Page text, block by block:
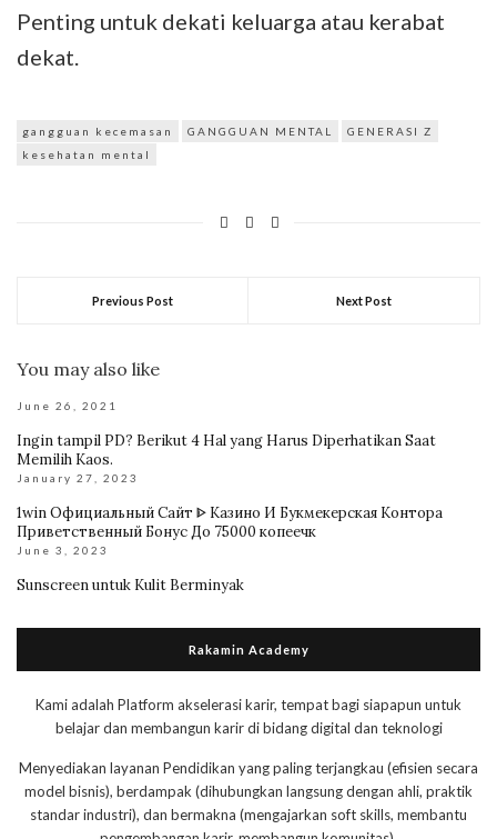
Penting untuk dekati keluarga atau kerabat
dekat.
gangguan kecemasan GANGGUAN MENTAL
GENERASI Z
kesehatan mental
Previous Post Next Post
You may also like
June 26, 2021
Ingin tampil PD? Berikut 4 Hal yang Harus Diperhatikan Saat
Memilih Kaos.
January 27, 2023
1win Официальный Сайт ᐈ Казино И Букмекерская Контора
Приветственный Бонус До 75000 копеечк
June 3, 2023
Sunscreen untuk Kulit Berminyak
Rakamin Academy
Kami adalah Platform akselerasi karir, tempat bagi siapapun untuk
belajar dan membangun karir di bidang digital dan teknologi
Menyediakan layanan Pendidikan yang paling terjangkau (efisien secara
model bisnis), berdampak (dihubungkan langsung dengan ahli, praktik
standar industri), dan bermakna (mengajarkan soft skills, membantu